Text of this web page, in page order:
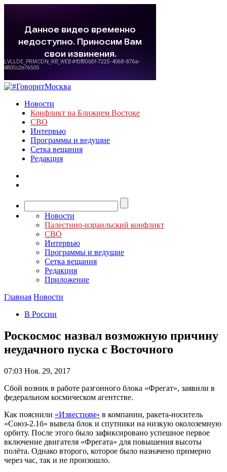
Новости
Конфликт на Ближнем Востоке
СВО
Интервью
Программы и ведущие
Сетка вещания
Редакция
Новости
Палестино-израильский конфликт
СВО
Интервью
Программы и ведущие
Сетка вещания
Редакция
Приложение
Главная Новости
В России
Роскосмос назвал возможную причину
неудачного пуска с Восточного
07:03 Ноя. 29, 2017
Сбой возник в работе разгонного блока «Фрегат», заявили в
федеральном космическом агентстве.
Как пояснили «Известиям» в компании, ракета-носитель
«Союз-2.1б» вывела блок и спутники на низкую околоземную
орбиту. После этого было зафиксировано успешное первое
включение двигателя «Фрегата» для повышения высоты
полёта. Однако второго, которое было назначено примерно
через час, так и не произошло.